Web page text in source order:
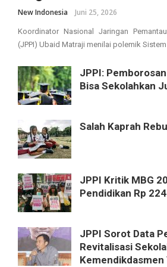
New Indonesia Juni 25, 2026
Koordinator Nasional Jaringan
(JPPI) Ubaid Matraji menilai polemik Sistem
JPPI:
Bisa Sekolahkan
Salah Kaprah
JPPI Kritik MBG
Pendidikan Rp
JPPI Sorot Data
Revitalisasi
Kemendikdasmen